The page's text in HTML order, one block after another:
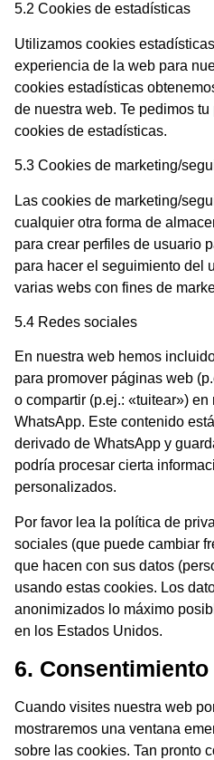
5.2 Cookies de estadísticas
Utilizamos cookies
experiencia de la web para
cookies estadísticas
de nuestra web. Te pedimos
cookies de estadísticas.
5.3 Cookies de marketing/
Las cookies de marketing/
cualquier otra forma de
para crear perfiles de usuario
para hacer el seguimiento del
varias webs con fines de
5.4 Redes sociales
En nuestra web hemos
para promover páginas web
o compartir (p.ej.: «tuitear»)
WhatsApp. Este contenido
derivado de WhatsApp y
podría procesar cierta
personalizados.
Por favor lea la política de
sociales (que puede cambiar
que hacen con sus datos
usando estas cookies. Los
anonimizados lo máximo
en los Estados Unidos.
6. Consentimiento
Cuando visites nuestra web
mostraremos una ventana
sobre las cookies. Tan pronto